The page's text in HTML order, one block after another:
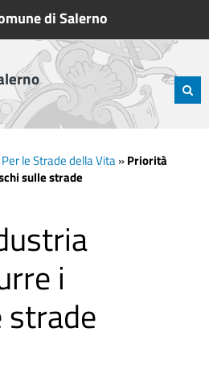
di Salerno
Per le Strade della Vita»Priorità
sulle strade
i
strade